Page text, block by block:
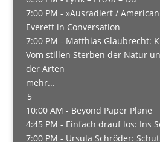
7:00 PM - »Ausradiert /
Everett in Conversation
7:00 PM - Matthias Glaubrecht:
Vom stillen Sterben der Natur
der Arten
mehr...
5
10:00 AM - Beyond Paper Plane
4:45 PM - Einfach drauf los: Ins
7:00 PM - Ursula Schröder: